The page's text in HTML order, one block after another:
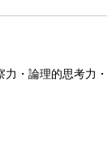
・論理的思考力